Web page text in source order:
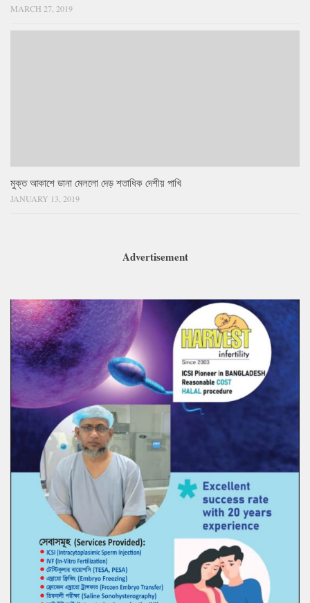
MARCH 27, 2019
মুক্ত আকাশে ডানা মেললো দেড় শতাধিক দেশীয় পাখি
JANUARY 13, 2019
Advertisement